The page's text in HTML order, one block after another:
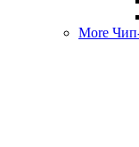
More